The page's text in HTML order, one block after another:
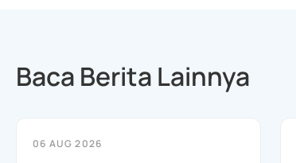
Baca Berita Lainnya
06 AUG 2026